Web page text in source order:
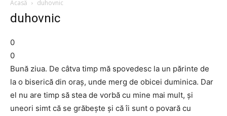
Acasă
duhovnic
duhovnic
0
0
Bună ziua. De câtva timp mă spovedesc la un părinte de
la o biserică din oraș, unde merg de obicei duminica. Dar
el nu are timp să stea de vorbă cu mine mai mult, și
uneori simt că se grăbește și că îi sunt o povară cu